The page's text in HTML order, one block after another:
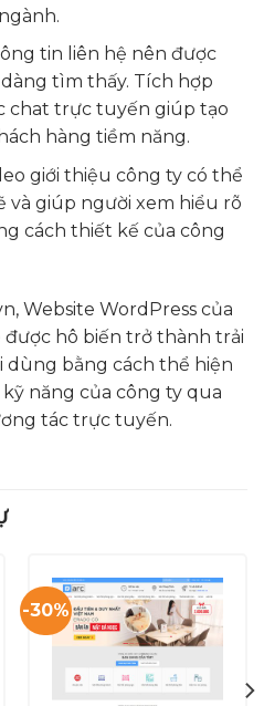
tin liên hệ nên được
tìm thấy. Tích hợp
chat trực tuyến giúp tạo
hàng tiềm năng.
giới thiệu công ty có thể
và giúp người xem hiểu rõ
cách thiết kế của công
Website WordPress của
hô biến trở thành trải
bằng cách thể hiện
năng của công ty qua
tác trực tuyến.
-30%